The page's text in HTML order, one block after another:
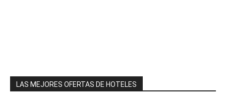
LAS MEJORES OFERTAS DE HOTELES